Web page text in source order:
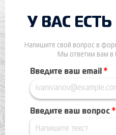
У ВАС
Напишите свой вопрос в
Мы ответим вам в
Введите ваш email *
Введите ваш вопрос *